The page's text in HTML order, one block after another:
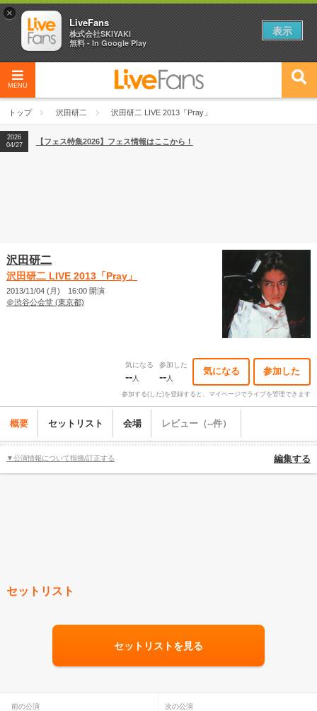
MENU
トップ 沢田研二 沢田研二 LIVE 2013「Pray」
2026
04/27
2026
【ライブ動員ランキング】2026年上半期編発表！
2026
04/27
【フェス特集2026】フェス情報はここから！
沢田研二
沢田研二 LIVE 2013「Pray」
2013/11/04 (月) 16:00 開演
＠渋谷公会堂 (東京都)
気になる
--人
参加した
--人
気になる 参加した
参加する(した)を登録すると、マイページでライブを管理できます
概要 セットリスト 会場 レビュー（--件）
▼公演情報について指摘/訂正する 編集する
セットリスト
セットリストを見る
前の公演 次の公演
×
LiveFans
株式会社SKIYAKI
無料 - In Google Play
表示